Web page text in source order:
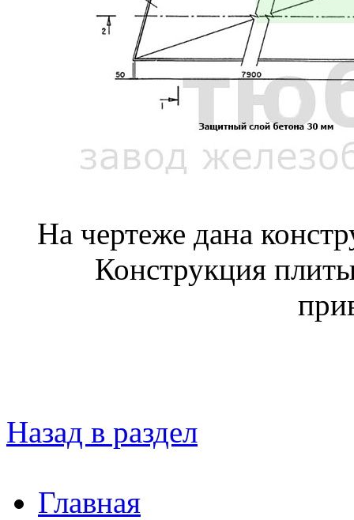
На чертеже дана
Конструкция
Назад в раздел
Главная